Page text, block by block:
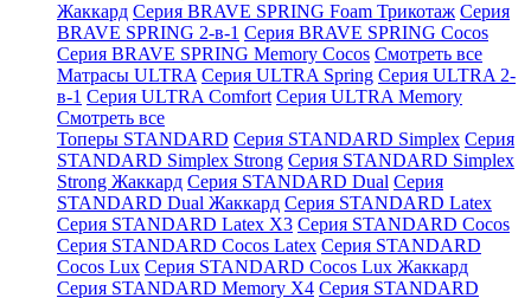
Жаккард Серия BRAVE SPRING Foam Трикотаж Серия
BRAVE SPRING 2-в-1 Серия BRAVE SPRING Cocos
Серия BRAVE SPRING Memory Cocos Смотреть все
Матрасы ULTRA Серия ULTRA Spring Серия ULTRA 2-
в-1 Серия ULTRA Comfort Серия ULTRA Memory
Смотреть все
Топеры STANDARD Серия STANDARD Simplex Серия
STANDARD Simplex Strong Серия STANDARD Simplex
Strong Жаккард Серия STANDARD Dual Серия
STANDARD Dual Жаккард Серия STANDARD Latex
Серия STANDARD Latex X3 Серия STANDARD Cocos
Серия STANDARD Cocos Latex Серия STANDARD
Cocos Lux Серия STANDARD Cocos Lux Жаккард
Серия STANDARD Memory X4 Серия STANDARD